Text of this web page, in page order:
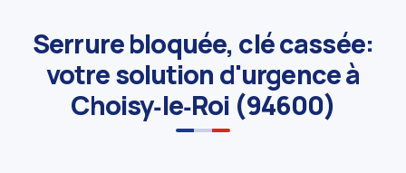
Serrure bloquée, clé cassée:
votre solution d'urgence à
Choisy‑le‑Roi (94600)